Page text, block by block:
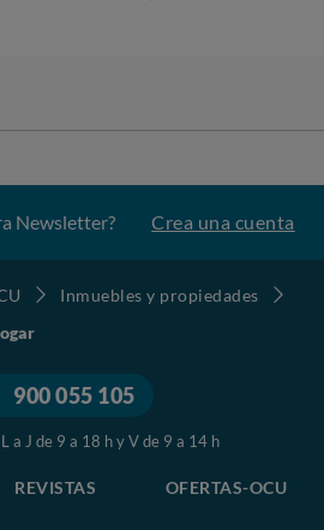
Newsletter? Crea una cuenta
Inmuebles y propiedades
900 055 105
a J de 9 a 18 h y V de 9 a 14 h
REVISTAS OFERTAS-OCU